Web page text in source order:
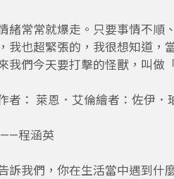
常常就爆走。只要事情不順
也超緊張的，我很想知道，
們今天要打擊的怪獸，叫做
者： 萊恩．艾倫繪者：佐伊．
——程涵英
我們，你在生活當中遇到什